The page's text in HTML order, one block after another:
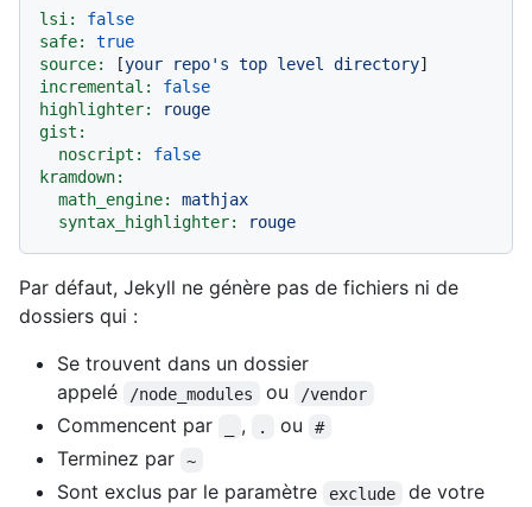
lsi:
false
safe:
true
source:
[your repo's top level directory
incremental:
false
highlighter:
rouge
gist:
noscript:
false
kramdown:
math_engine:
mathjax
syntax_highlighter:
rouge
Par défaut, Jekyll ne génère pas de fichiers ni de
dossiers qui :
Se trouvent dans un dossier
appelé
/node_modules ou /vendor
Commencent par , . ou #
Terminez par ~
Sont exclus par le paramètre exclude
de votre